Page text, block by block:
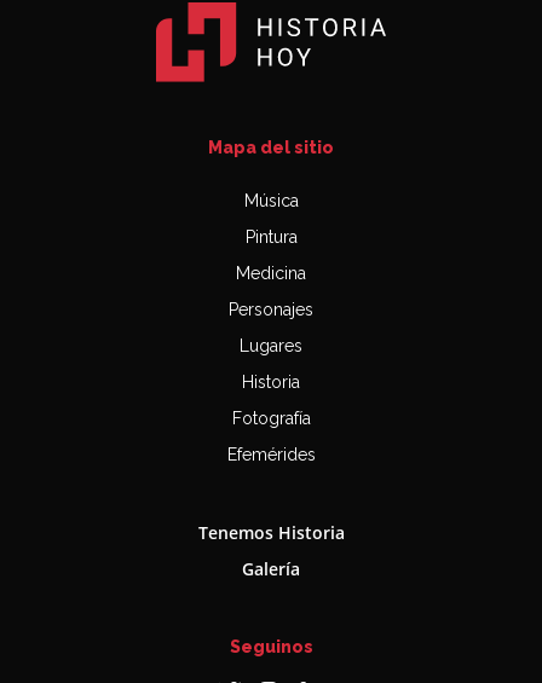
Mapa del sitio
Música
Pintura
Medicina
Personajes
Lugares
Historia
Fotografía
Efemérides
Tenemos Historia
Galería
Seguinos